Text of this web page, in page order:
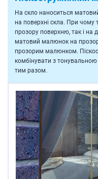
На скло наноситься
на поверхні скла. При
прозору поверхню, так і на
матовий малюнок на
прозорим малюнком.
комбінувати з
тим разом.